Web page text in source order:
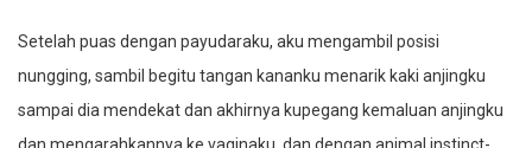
Setelah puas dengan payudaraku, aku mengambil posisi
nungging, sambil begitu tangan kananku menarik kaki anjingku
sampai dia mendekat dan akhirnya kupegang kemaluan anjingku
dan mengarahkannya ke vaginaku, dan dengan animal instinct-